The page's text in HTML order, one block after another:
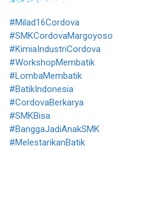
#Milad16Cordova
#SMKCordovaMargoyoso
#KimiaIndustriCordova
#WorkshopMembatik
#LombaMembatik
#BatikIndonesia
#CordovaBerkarya
#SMKBisa
#BanggaJadiAnakSMK
#MelestarikanBatik